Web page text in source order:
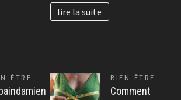
lire la suite
ÊTRE BIEN-ÊTRE
Comment